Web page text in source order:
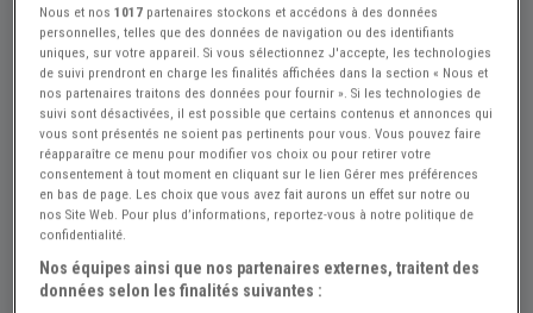
Nous et nos1017 partenaires stockons et accédons à des données
personnelles, telles que des données de navigation ou des identifiants
uniques, sur votre appareil. Si vous sélectionnez J'accepte, les technologies
de suivi prendront en charge les finalités affichées dans la section « Nous et
nos partenaires traitons des données pour fournir ». Si les technologies de
suivi sont désactivées, il est possible que certains contenus et annonces qui
vous sont présentés ne soient pas pertinents pour vous. Vous pouvez faire
réapparaître ce menu pour modifier vos choix ou pour retirer votre
consentement à tout moment en cliquant sur le lien Gérer mes préférences
en bas de page. Les choix que vous avez fait aurons un effet sur notre ou
nos Site Web. Pour plus d’informations, reportez-vous à notre politique de
confidentialité.
Nos équipes ainsi que nos partenaires externes, traitent des
données selon les finalités suivantes :